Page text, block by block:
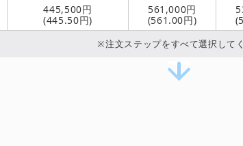
445,500円
(445.50円)
561,000円
(561.00円)
※注文ステップをすべて選択して